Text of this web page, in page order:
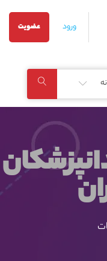
ورود عضویت